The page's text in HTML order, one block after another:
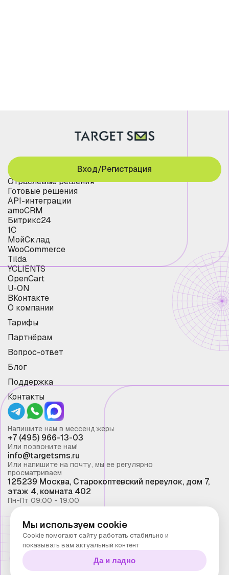
Отраслевые решения
Готовые решения
API-интеграции
amoCRM
Битрикс24
1С
МойСклад
WooCommerce
Tilda
YCLIENTS
OpenCart
U-ON
ВКонтакте
О компании
Тарифы
Партнёрам
Вопрос-ответ
Блог
Поддержка
Контакты
Вход/Регистрация
Напишите нам в мессенджеры
+7 (495) 966-13-03
Или позвоните нам!
info@targetsms.ru
Или напишите на почту, мы ее регулярно
просматриваем
125239 Москва, Старокоптевский переулок, дом 7,
этаж 4, комната 402
Пн-Пт 09:00 - 19:00
Смс рассылка 2026 ©
Запрещено копирование материалов сайта без
письменного разрешения ООО "Таргет Телеком"
Политика конфиденциальности
Мы используем cookie
Cookie помогают сайту работать стабильно и
показывать вам актуальный контент
Да и ладно